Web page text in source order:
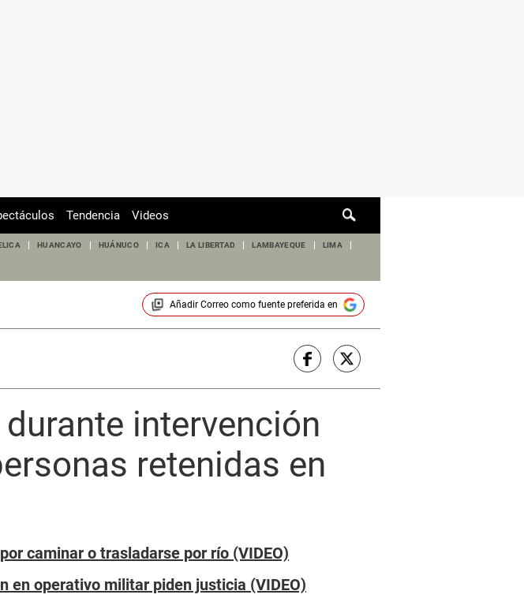
de
Tendencia Videos
HUANCAYO HUÁNUCO ICA LA LIBERTAD LAMBAYEQUE LIMA
Añadir Correocomo fuente preferida en
intervención
retenidas en
caminar o trasladarse por río (VIDEO)
en operativo militar piden justicia (VIDEO)